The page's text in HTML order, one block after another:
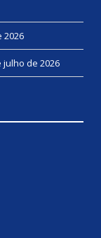
2026
julho de 2026